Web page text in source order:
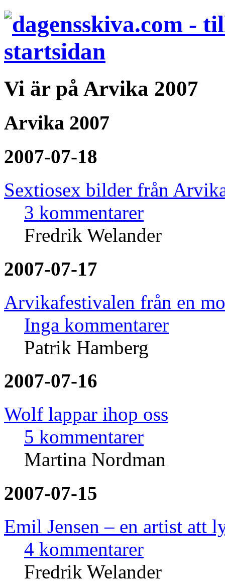
Vi är på Arvika 2007
Arvika 2007
2007-07-18
Sextiosex bilder från
3 kommentarer
Fredrik Welander
2007-07-17
Arvikafestivalen från en
Inga kommentarer
Patrik Hamberg
2007-07-16
Wolf lappar ihop oss
5 kommentarer
Martina Nordman
2007-07-15
Emil Jensen – en artist att
4 kommentarer
Fredrik Welander